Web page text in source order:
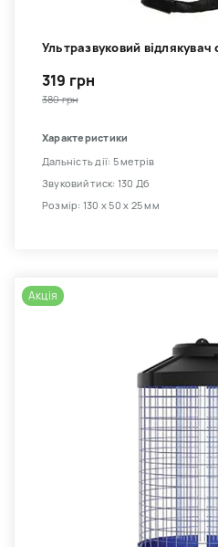
Ультразвуковий відлякувач
319 грн
380 грн
Характеристики
Дальність дії: 5 метрів
Звуковий тиск: 130 Дб
Розмір: 130 х 50 х 25 мм
Акція